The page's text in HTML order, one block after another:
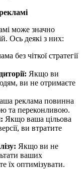
може значно
Ось деякі з них:
без чіткої стратегії
Якщо ви
ви не отримаєте
реклама повинна
та переконливою.
Якщо ваша цільова
ви втратите
Якщо ви не
ваших
їх оптимізувати.